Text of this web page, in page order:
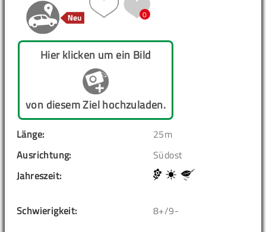
0
Hier klicken um ein Bild
von diesem Ziel hochzuladen.
Länge:
25m
Ausrichtung:
Südost
Jahreszeit:
Schwierigkeit: 8+/9-